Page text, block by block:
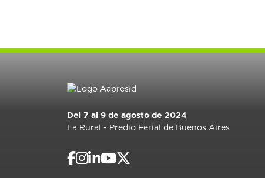
Del 7 al 9 de agosto de 2024
La Rural - Predio Ferial de Buenos Aires